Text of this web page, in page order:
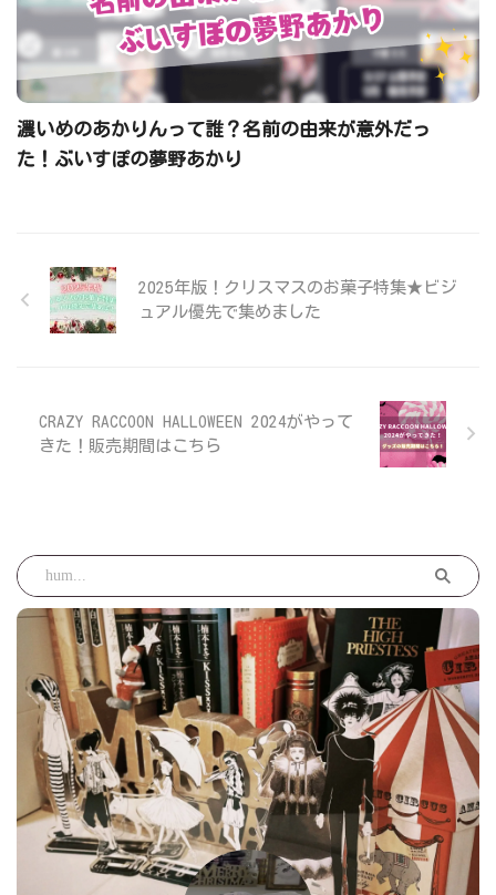
濃いめのあかりんって誰？名前の由来が意外だっ
た！ぶいすぽの夢野あかり
2025年版！クリスマスのお菓子特集★ビジ
ュアル優先で集めました
CRAZY RACCOON HALLOWEEN 2024がやって
きた！販売期間はこちら